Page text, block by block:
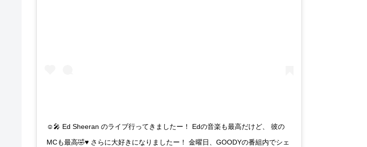
☺︎🎤 Ed Sheeran のライブ行ってきましたー！ Edの音楽も最高だけど、 彼の
MCも最高🤣♥️ さらに大好きになりましたー！ 金曜日、GOODYの番組内でシェ